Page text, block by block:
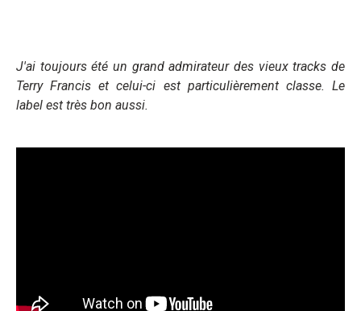
J'ai toujours été un grand admirateur des vieux tracks de
Terry Francis et celui-ci est particulièrement classe. Le
label est très bon aussi.